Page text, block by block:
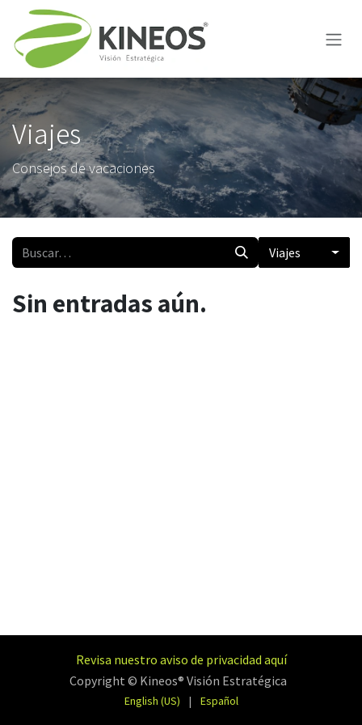
Ir al contenido
Viajes
Consejos de vacaciones
Viajes
Sin entradas aún.
Revisa nuestro aviso de privacidad aquí
Copyright © Kineos® Visión Estratégica
English (US) | Español